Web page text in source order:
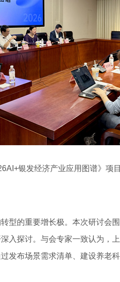
银发经济产业应用图谱》项
型的重要增长极。本次研讨会
入探讨。与会专家一致认为，
发布场景需求清单、建设养老